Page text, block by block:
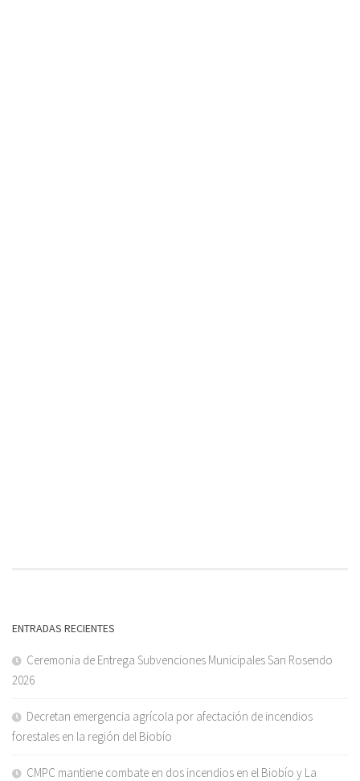
ENTRADAS RECIENTES
Ceremonia de Entrega Subvenciones Municipales San Rosendo
2026
Decretan emergencia agrícola por afectación de incendios
forestales en la región del Biobío
CMPC mantiene combate en dos incendios en el Biobío y La